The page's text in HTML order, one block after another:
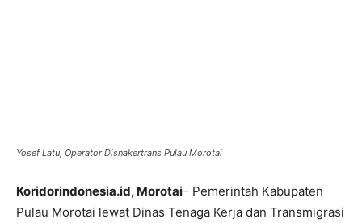
Yosef Latu, Operator Disnakertrans Pulau Morotai
Koridorindonesia.id, Morotai– Pemerintah Kabupaten
Pulau Morotai lewat Dinas Tenaga Kerja dan Transmigrasi